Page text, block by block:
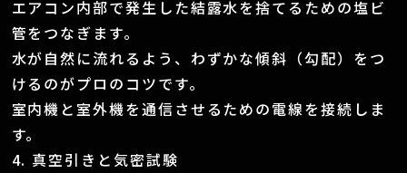
エアコン内部で発生した結露水を捨てるための塩ビ
管をつなぎます。
水が自然に流れるよう、わずかな傾斜（勾配）をつ
けるのがプロのコツです。
室内機と室外機を通信させるための電線を接続しま
す。
4. 真空引きと気密試験